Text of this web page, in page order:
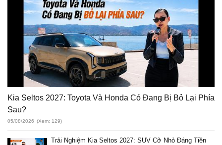
Kia Seltos 2027: Toyota Và Honda Có Đang Bị Bỏ Lại Phía
Sau?
05/08/2026 (Xem: 129)
Trải Nghiệm Kia Seltos 2027: SUV Cỡ Nhỏ Đáng Tiền